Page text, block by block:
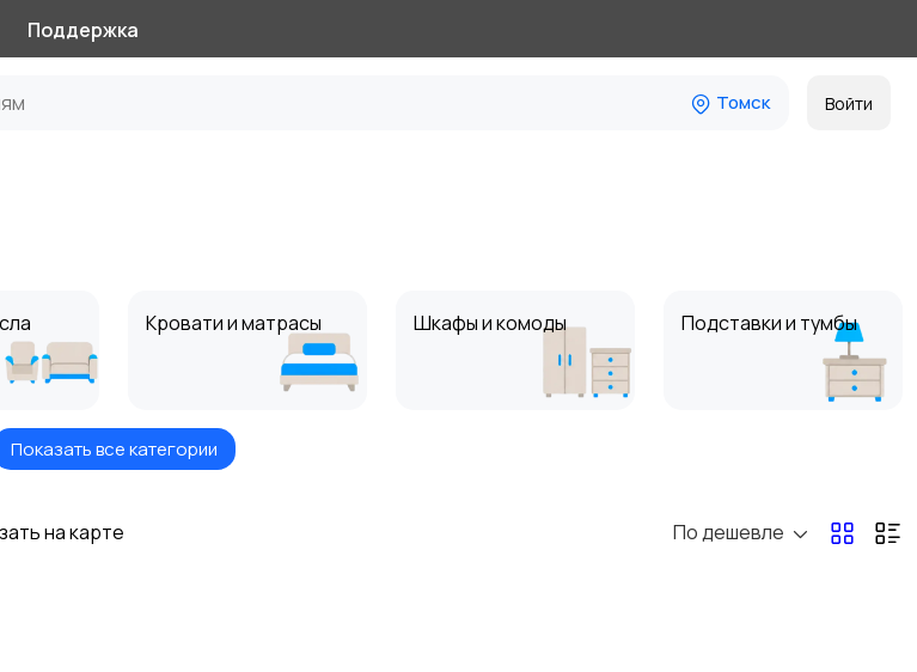
Поддержка
Томск Войти
Кровати и матрасы Шкафы и комоды Подставки и тумбы
Текстиль и ковры
Показать все категории
на карте По дешевле